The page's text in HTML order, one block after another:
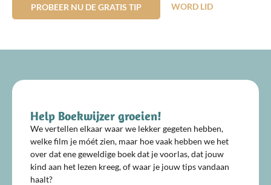
PROBEER NU DE GRATIS TIP WORD LID
Help Boekwijzer groeien!
We vertellen elkaar waar we lekker gegeten hebben,
welke film je móét zien, maar hoe vaak hebben we het
over dat ene geweldige boek dat je voorlas, dat jouw
kind aan het lezen kreeg, of waar je jouw tips vandaan
haalt?